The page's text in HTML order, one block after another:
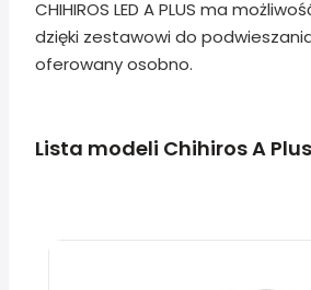
CHIHIROS LED A PLUS ma
dzięki zestawowi do
oferowany osobno.
Lista modeli Chihiros A Plus